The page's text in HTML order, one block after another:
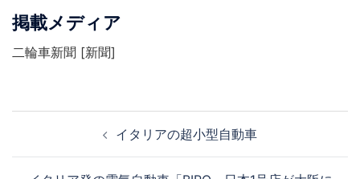
掲載メディア
二輪車新聞 [新聞]
イタリアの超小型自動車